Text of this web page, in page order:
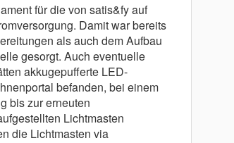
für die von satis&fy auf
Damit war bereits
als auch dem Aufbau
gesorgt. Auch eventuelle
akkugepufferte LED-
befanden, bei einem
bis zur erneuten
Lichtmasten
die Lichtmasten via